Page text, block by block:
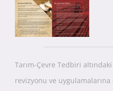
Tarım-Çevre Tedbiri
revizyonu ve